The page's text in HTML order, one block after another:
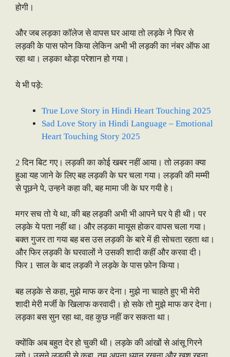
होगी।
और जब लड़का कॉलेज से वापस घर आया तो लड़के ने फिर से
लड़की के पास फोन किया लेकिन अभी भी लड़की का नंबर ऑफ आ
रहा था। लड़का थोड़ा परेशान हो गया।
ये भी पड़े:
True Love Story in Hindi Heart Touching 2025
Sad Love Story in Hindi Language – Emotional
Heart Touching Story 2025
2 दिन बिट गए। लड़की का कोई खबर नहीं आया। तो लड़का क्या
हुआ यह जाने के लिए बह लड़की के घर चला गया। लड़की की मम्मी
से पूछने पे, उन्हने कहा की, बह मामा जी के घर गयी हे।
मगर सच तो ये था, की बह लड़की अभी भी आपने घर पे ही थी। पर
लड़के ये पता नहीं था। और लड़का मायूस होकर वापस चला गया।
बक्त गुजर ता गया बह बस उस लड़की के बारे में ही सोचता रहता था।
और फिर लड़की के घरवालों ने उसकी शादी कहीं और करवा दी।
फिर 1 साल के बाद लड़की ने लड़के के पास फ़ोन किया।
बह लड़के से कहा, मुझे माफ कर देना। मुझे ना चाहते हुए भी मेरी
शादी मेरी मर्जी के खिलाफ करवादी। हो सके तो मुझे माफ कर देना।
लड़का बस सुन रहा था, वह कुछ नहीं कर सकता था।
क्योंकि अब बहुत देर हो चुकी थी। लड़के की आंखों से आंसू गिरने